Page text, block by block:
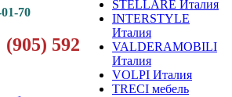
70
(905) 592
STELLARE Италия
INTERSTYLE
Италия
VALDERAMOBILI
Италия
VOLPI Италия
TRECI мебель